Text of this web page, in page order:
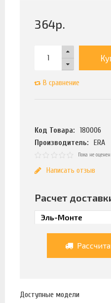
364р.
В сравнение
Код Товара:
180006
Производитель:
ERA
Пока не оценен
Написать отзыв
Расчет
Доступные модели